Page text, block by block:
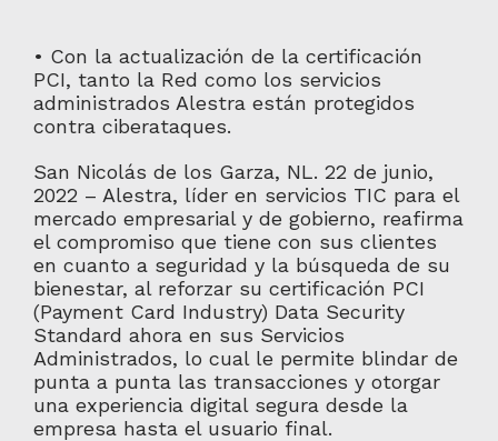
• Con la actualización de la certificación
PCI, tanto la Red como los servicios
administrados Alestra están protegidos
contra ciberataques.
San Nicolás de los Garza, NL. 22 de junio,
2022 – Alestra, líder en servicios TIC para el
mercado empresarial y de gobierno, reafirma
el compromiso que tiene con sus clientes
en cuanto a seguridad y la búsqueda de su
bienestar, al reforzar su certificación PCI
(Payment Card Industry) Data Security
Standard ahora en sus Servicios
Administrados, lo cual le permite blindar de
punta a punta las transacciones y otorgar
una experiencia digital segura desde la
empresa hasta el usuario final.